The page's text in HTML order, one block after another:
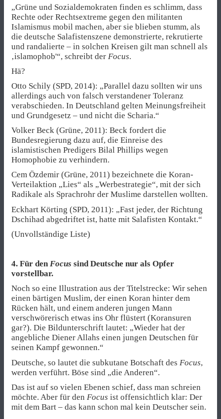
„Grüne und Sozialdemokraten finden es schlimm, dass
Rechte oder Rechtsextreme gegen den militanten
Islamismus mobil machen, aber sie blieben stumm, als
die deutsche Salafistenszene demonstrierte, rekrutierte
und randalierte – in solchen Kreisen gilt man schnell als
‚islamophob'“, schreibt der Focus.
Hä?
Otto Schily (SPD, 2014): „Parallel dazu sollten wir uns
allerdings auch von falsch verstandener Toleranz
verabschieden. In Deutschland gelten Meinungsfreiheit
und Grundgesetz – und nicht die Scharia.“
Volker Beck (Grüne, 2011): Beck fordert die
Bundesregierung dazu auf, die Einreise des
islamistischen Predigers Bilal Phillips wegen
Homophobie zu verhindern.
Cem Özdemir (Grüne, 2011) bezeichnete die Koran-
Verteilaktion „Lies“ als „Werbestrategie“, mit der sich
Radikale als Sprachrohr der Muslime darstellen wollten.
Eckhart Körting (SPD, 2011): „Fast jeder, der Richtung
Dschihad abgedriftet ist, hatte mit Salafisten Kontakt.“
(Unvollständige Liste)
4. Für denFocus sind Deutsche nur als Opfer
vorstellbar.
Noch so eine Illustration aus der Titelstrecke: Wir sehen
einen bärtigen Muslim, der einen Koran hinter dem
Rücken hält, und einem anderen jungen Mann
verschwörerisch etwas ins Ohr flüstert (Koransuren
gar?). Die Bildunterschrift lautet: „Wieder hat der
angebliche Diener Allahs einen jungen Deutschen für
seinen Kampf gewonnen.“
Deutsche, so lautet die subkutane Botschaft des Focus,
werden verführt. Böse sind „die Anderen“.
Das ist auf so vielen Ebenen schief, dass man schreien
möchte. Aber für den Focus ist offensichtlich klar: Der
mit dem Bart – das kann schon mal kein Deutscher sein.